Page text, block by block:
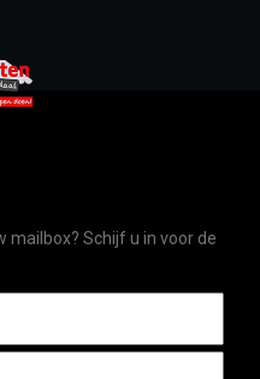
mailbox? Schijf u in voor de